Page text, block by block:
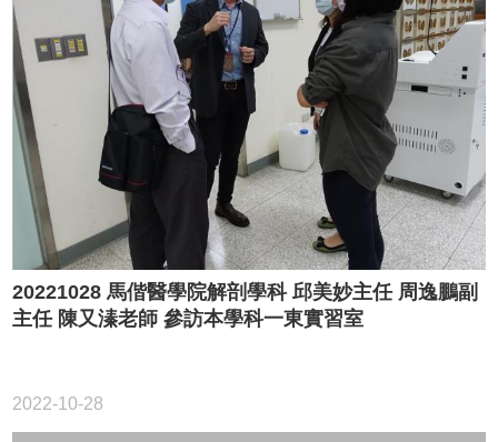
20221028 馬偕醫學院解剖學科 邱美妙主任 周逸鵬副
主任 陳又溱老師 參訪本學科一東實習室
2022-10-28